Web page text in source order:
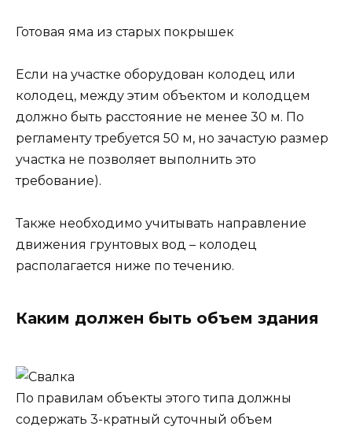
Готовая яма из старых покрышек
Если на участке оборудован колодец или
колодец, между этим объектом и колодцем
должно быть расстояние не менее 30 м. По
регламенту требуется 50 м, но зачастую размер
участка не позволяет выполнить это
требование).
Также необходимо учитывать направление
движения грунтовых вод – колодец
располагается ниже по течению.
Каким должен быть объем здания
По правилам объекты этого типа должны
содержать 3-кратный суточный объем